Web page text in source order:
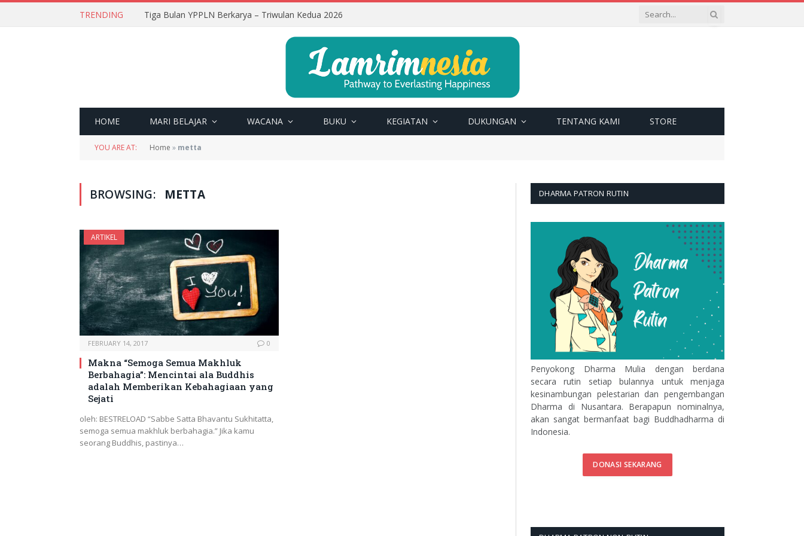
TRENDING Tiga Bulan YPPLN Berkarya – Triwulan Kedua 2026
HOME MARI BELAJAR WACANA BUKU KEGIATAN DUKUNGAN TENTANG KAMI STORE
YOU ARE AT: Home » metta
BROWSING: METTA
ARTIKEL
FEBRUARY 14, 2017 0
Makna “Semoga Semua Makhluk
Berbahagia”: Mencintai ala Buddhis
adalah Memberikan Kebahagiaan yang
Sejati
oleh: BESTRELOAD “Sabbe Satta Bhavantu Sukhitatta,
semoga semua makhluk berbahagia.” Jika kamu
seorang Buddhis, pastinya…
DHARMA PATRON RUTIN
Penyokong Dharma Mulia dengan berdana
secara rutin setiap bulannya untuk menjaga
kesinambungan pelestarian dan pengembangan
Dharma di Nusantara. Berapapun nominalnya,
akan sangat bermanfaat bagi Buddhadharma di
Indonesia.
DONASI SEKARANG